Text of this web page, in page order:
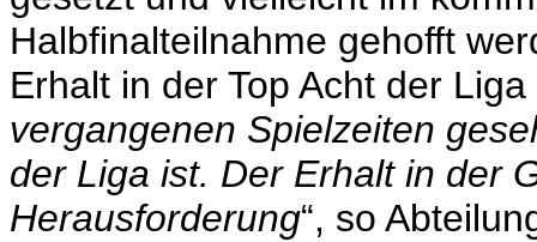
Halbfinalteilnahme gehofft
Erhalt in der Top Acht der Liga
vergangenen Spielzeiten
der Liga ist. Der Erhalt in der
Herausforderung“, so